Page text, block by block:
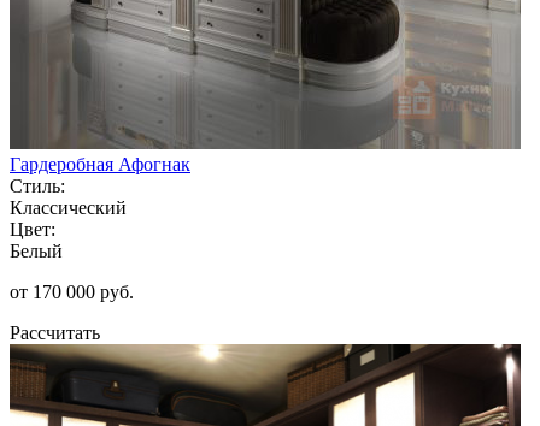
Гардеробная Афогнак
Стиль:
Классический
Цвет:
Белый
от 170 000 руб.
Рассчитать